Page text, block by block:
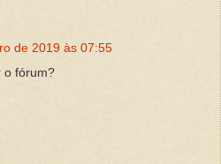
de 2019 às 07:55
o fórum?